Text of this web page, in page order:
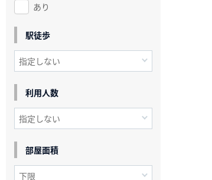
あり
駅徒歩
利用人数
部屋面積